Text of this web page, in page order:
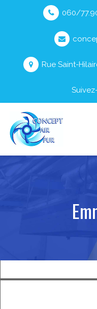
060/
Rue Saint-